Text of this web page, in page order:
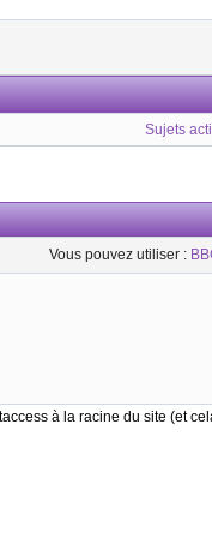
Sujets
Vous pouvez utiliser :